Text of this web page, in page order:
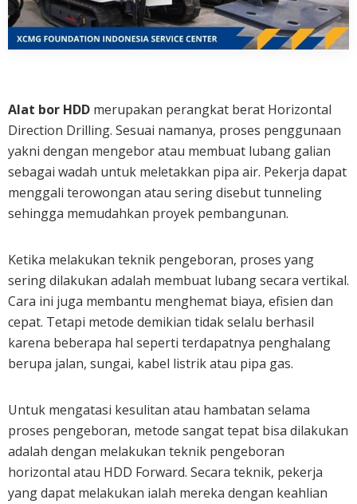
Alat bor HDD merupakan perangkat berat Horizontal
Direction Drilling. Sesuai namanya, proses penggunaan
yakni dengan mengebor atau membuat lubang galian
sebagai wadah untuk meletakkan pipa air. Pekerja dapat
menggali terowongan atau sering disebut tunneling
sehingga memudahkan proyek pembangunan.
Ketika melakukan teknik pengeboran, proses yang
sering dilakukan adalah membuat lubang secara vertikal.
Cara ini juga membantu menghemat biaya, efisien dan
cepat. Tetapi metode demikian tidak selalu berhasil
karena beberapa hal seperti terdapatnya penghalang
berupa jalan, sungai, kabel listrik atau pipa gas.
Untuk mengatasi kesulitan atau hambatan selama
proses pengeboran, metode sangat tepat bisa dilakukan
adalah dengan melakukan teknik pengeboran
horizontal atau HDD Forward. Secara teknik, pekerja
yang dapat melakukan ialah mereka dengan keahlian